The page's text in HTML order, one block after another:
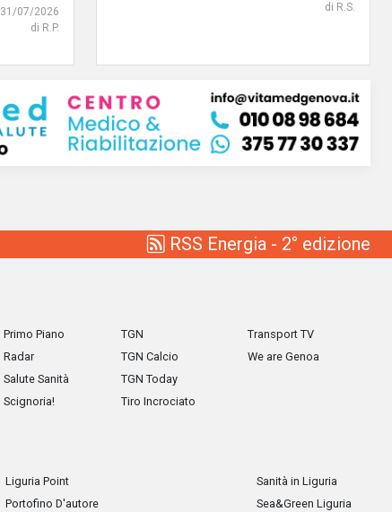
31/07/2026
di R.P.
di R.S.
RSS Energia - 2° edizione
Primo Piano
Radar
Salute Sanità
Scignoria!
TGN
TGN Calcio
TGN Today
Tiro Incrociato
Transport TV
We are Genoa
Liguria Point
Portofino D'autore
Sanità in Liguria
Sea&Green Liguria